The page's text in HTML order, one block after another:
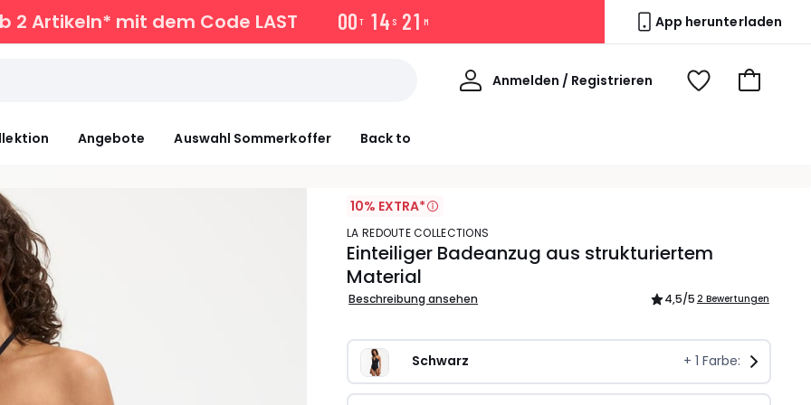
2 Artikeln* mit dem Code LAST 00 T 14 S 21 M App herunterladen
Angebote Auswahl Sommerkoffer Back to
Anmelden / Registrieren
Willkommen
Voir
Zum
10% EXTRA*
LA REDOUTE COLLECTIONS
Einteiliger Badeanzug aus strukturiertem
Material
Beschreibung ansehen 4,5/5 2 Bewertungen
Schwarz + 1 Farbe: